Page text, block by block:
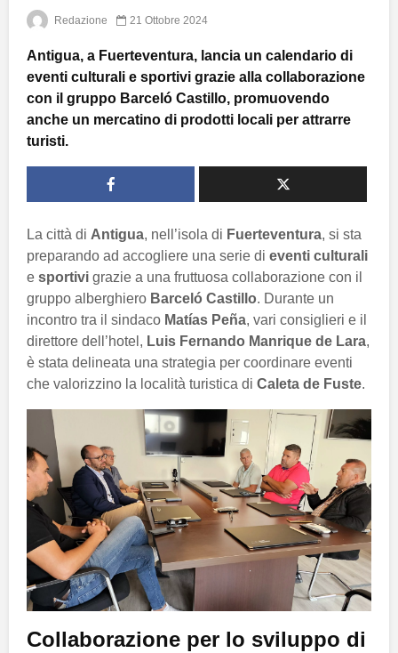
Redazione 21 Ottobre 2024
Antigua, a Fuerteventura, lancia un calendario di
eventi culturali e sportivi grazie alla collaborazione
con il gruppo Barceló Castillo, promuovendo
anche un mercatino di prodotti locali per attrarre
turisti.
La città di Antigua, nell’isola di Fuerteventura, si sta
preparando ad accogliere una serie di eventi culturali
e sportivi grazie a una fruttuosa collaborazione con il
gruppo alberghiero Barceló Castillo. Durante un
incontro tra il sindaco Matías Peña, vari consiglieri e il
direttore dell’hotel, Luis Fernando Manrique de Lara,
è stata delineata una strategia per coordinare eventi
che valorizzino la località turistica di Caleta de Fuste.
Collaborazione per lo sviluppo di